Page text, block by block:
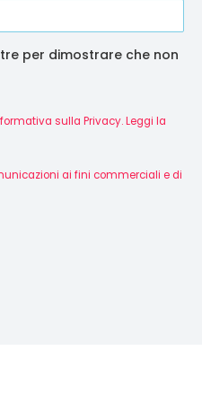
per dimostrare che non
sulla Privacy. Leggi la
ai fini commerciali e di